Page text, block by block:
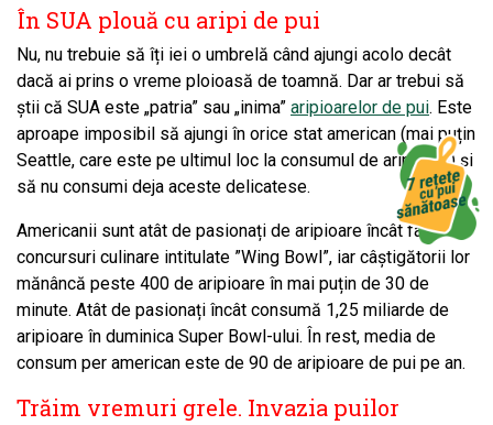
În SUA plouă cu aripi de pui
Nu, nu trebuie să îți iei o umbrelă când ajungi acolo decât
dacă ai prins o vreme ploioasă de toamnă. Dar ar trebui să
știi că SUA este „patria” sau „inima” aripioarelor de pui. Este
aproape imposibil să ajungi în orice stat american (mai puțin
Seattle, care este pe ultimul loc la consumul de aripioare) și
să nu consumi deja aceste delicatese.
Americanii sunt atât de pasionați de aripioare încât fac
concursuri culinare intitulate ”Wing Bowl”, iar câștigătorii lor
mănâncă peste 400 de aripioare în mai puțin de 30 de
minute. Atât de pasionați încât consumă 1,25 miliarde de
aripioare în duminica Super Bowl-ului. În rest, media de
consum per american este de 90 de aripioare de pui pe an.
Trăim vremuri grele. Invazia puilor